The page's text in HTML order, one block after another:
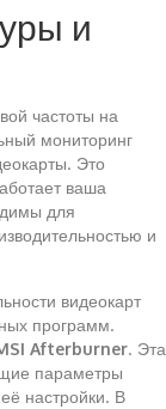
и
частоты на
мониторинг
Это
ваша
для
и
видеокарт
программ.
Afterburner. Эта
параметры
настройки. В